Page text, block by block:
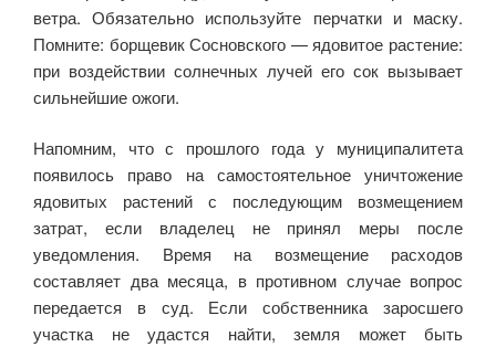
ветра. Обязательно используйте перчатки и маску.
Помните: борщевик Сосновского — ядовитое растение:
при воздействии солнечных лучей его сок вызывает
сильнейшие ожоги.
Напомним, что с прошлого года у муниципалитета
появилось право на самостоятельное уничтожение
ядовитых растений с последующим возмещением
затрат, если владелец не принял меры после
уведомления. Время на возмещение расходов
составляет два месяца, в противном случае вопрос
передается в суд. Если собственника заросшего
участка не удастся найти, земля может быть